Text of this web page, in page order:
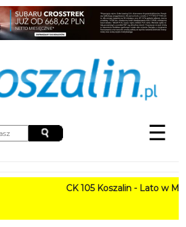
☰
CK 105 Koszalin - Lato w Mieście